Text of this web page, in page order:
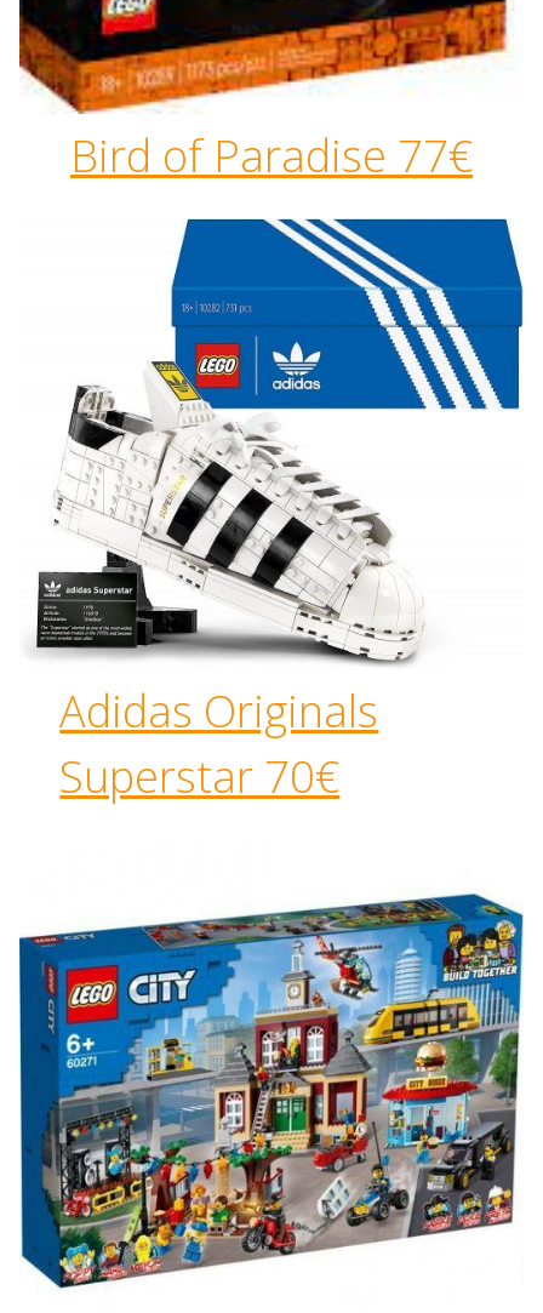
Bird of Paradise 77€
Adidas Originals
Superstar 70€